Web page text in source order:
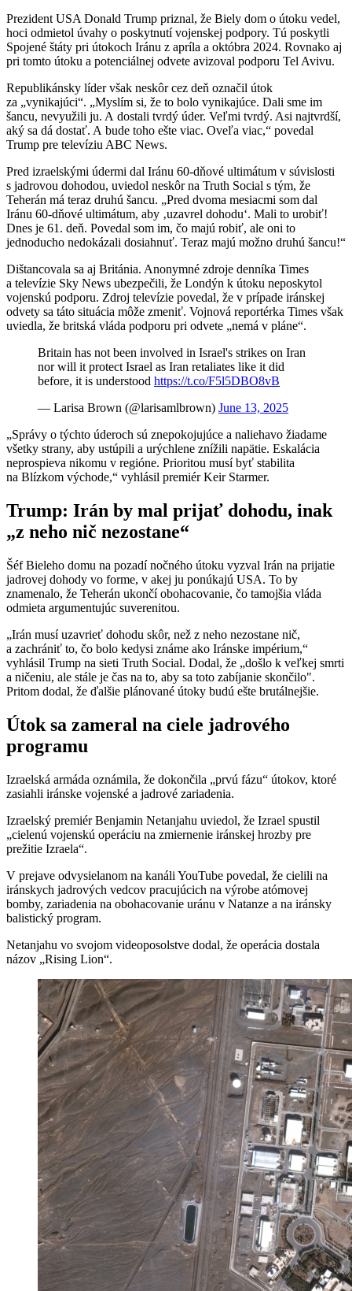
Prezident USA Donald Trump priznal, že Biely dom o útoku vedel,
hoci odmietol úvahy o poskytnutí vojenskej podpory. Tú poskytli
Spojené štáty pri útokoch Iránu z apríla a októbra 2024. Rovnako aj
pri tomto útoku a potenciálnej odvete avizoval podporu Tel Avivu.
Republikánsky líder však neskôr cez deň označil útok
za „vynikajúci“. „Myslím si, že to bolo vynikajúce. Dali sme im
šancu, nevyužili ju. A dostali tvrdý úder. Veľmi tvrdý. Asi najtvrdší,
aký sa dá dostať. A bude toho ešte viac. Oveľa viac,“ povedal
Trump pre televíziu ABC News.
Pred izraelskými údermi dal Iránu 60-dňové ultimátum v súvislosti
s jadrovou dohodou, uviedol neskôr na Truth Social s tým, že
Teherán má teraz druhú šancu. „Pred dvoma mesiacmi som dal
Iránu 60-dňové ultimátum, aby ‚uzavrel dohodu‘. Mali to urobiť!
Dnes je 61. deň. Povedal som im, čo majú robiť, ale oni to
jednoducho nedokázali dosiahnuť. Teraz majú možno druhú šancu!“
Dištancovala sa aj Británia. Anonymné zdroje denníka Times
a televízie Sky News ubezpečili, že Londýn k útoku neposkytol
vojenskú podporu. Zdroj televízie povedal, že v prípade iránskej
odvety sa táto situácia môže zmeniť. Vojnová reportérka Times však
uviedla, že britská vláda podporu pri odvete „nemá v pláne“.
Britain has not been involved in Israel's strikes on Iran
nor will it protect Israel as Iran retaliates like it did
before, it is understood https://t.co/F5l5DBO8vB
— Larisa Brown (@larisamlbrown) June 13, 2025
„Správy o týchto úderoch sú znepokojujúce a naliehavo žiadame
všetky strany, aby ustúpili a urýchlene znížili napätie. Eskalácia
neprospieva nikomu v regióne. Prioritou musí byť stabilita
na Blízkom východe,“ vyhlásil premiér Keir Starmer.
Trump: Irán by mal prijať dohodu, inak
„z neho nič nezostane“
Šéf Bieleho domu na pozadí nočného útoku vyzval Irán na prijatie
jadrovej dohody vo forme, v akej ju ponúkajú USA. To by
znamenalo, že Teherán ukončí obohacovanie, čo tamojšia vláda
odmieta argumentujúc suverenitou.
„Irán musí uzavrieť dohodu skôr, než z neho nezostane nič,
a zachrániť to, čo bolo kedysi známe ako Iránske impérium,“
vyhlásil Trump na sieti Truth Social. Dodal, že „došlo k veľkej smrti
a ničeniu, ale stále je čas na to, aby sa toto zabíjanie skončilo".
Pritom dodal, že ďalšie plánované útoky budú ešte brutálnejšie.
Útok sa zameral na ciele jadrového
programu
Izraelská armáda oznámila, že dokončila „prvú fázu“ útokov, ktoré
zasiahli iránske vojenské a jadrové zariadenia.
Izraelský premiér Benjamin Netanjahu uviedol, že Izrael spustil
„cielenú vojenskú operáciu na zmiernenie iránskej hrozby pre
prežitie Izraela“.
V prejave odvysielanom na kanáli YouTube povedal, že cielili na
iránskych jadrových vedcov pracujúcich na výrobe atómovej
bomby, zariadenia na obohacovanie uránu v Natanze a na iránsky
balistický program.
Netanjahu vo svojom videoposolstve dodal, že operácia dostala
názov „Rising Lion“.